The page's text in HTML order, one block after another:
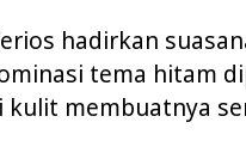
hadirkan
tema hitam
membuatnya